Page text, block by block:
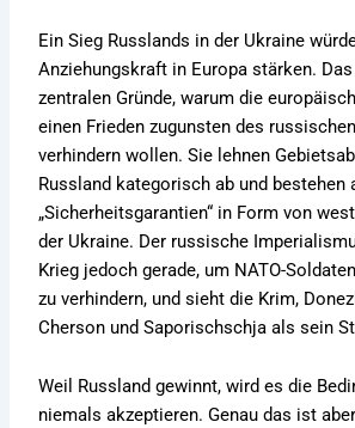
Ein Sieg Russlands in der Ukraine
Anziehungskraft in Europa stärken.
zentralen Gründe, warum die
einen Frieden zugunsten des
verhindern wollen. Sie lehnen
Russland kategorisch ab und bestehen
„Sicherheitsgarantien“ in Form von
der Ukraine. Der russische
Krieg jedoch gerade, um NATO-
zu verhindern, und sieht die Krim,
Cherson und Saporischschja als sein
Weil Russland gewinnt, wird es die
niemals akzeptieren. Genau das ist